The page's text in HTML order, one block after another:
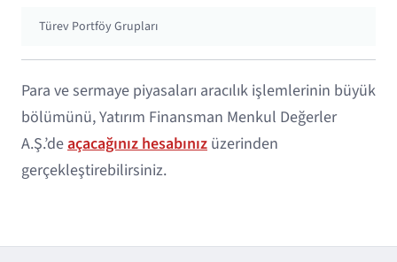
Türev Portföy Grupları
Para ve sermaye piyasaları aracılık işlemlerinin büyük
bölümünü, Yatırım Finansman Menkul Değerler
A.Ş.’deaçacağınız hesabınız üzerinden
gerçekleştirebilirsiniz.